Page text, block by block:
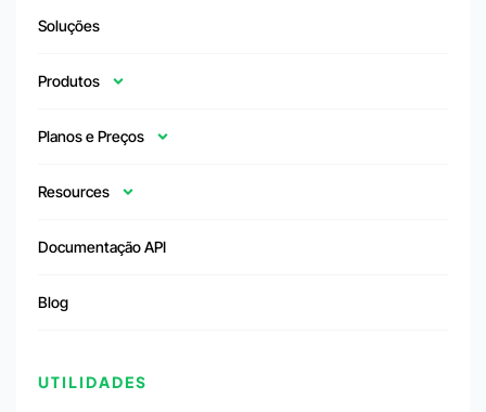
Soluções
Produtos
Planos e Preços
Resources
Documentação API
Blog
UTILIDADES